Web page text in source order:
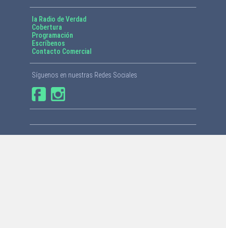
la Radio de Verdad
Cobertura
Programación
Escríbenos
Contacto Comercial
Síguenos en nuestras Redes Sociales